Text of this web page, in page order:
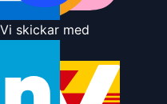
Vi skickar med